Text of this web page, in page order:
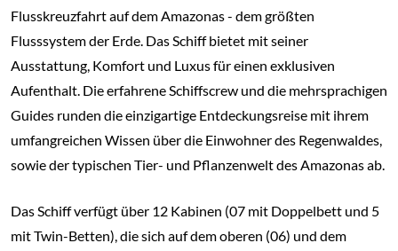
Flusskreuzfahrt auf dem Amazonas - dem größten
Flusssystem der Erde. Das Schiff bietet mit seiner
Ausstattung, Komfort und Luxus für einen exklusiven
Aufenthalt. Die erfahrene Schiffscrew und die mehrsprachigen
Guides runden die einzigartige Entdeckungsreise mit ihrem
umfangreichen Wissen über die Einwohner des Regenwaldes,
sowie der typischen Tier- und Pflanzenwelt des Amazonas ab.
Das Schiff verfügt über 12 Kabinen (07 mit Doppelbett und 5
mit Twin-Betten), die sich auf dem oberen (06) und dem